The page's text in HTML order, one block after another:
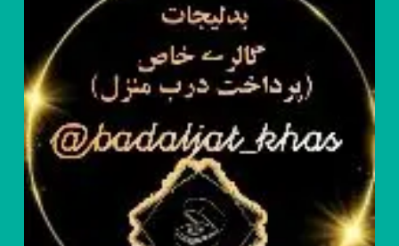
مانتو
تونیک
لباس
poshak
almas